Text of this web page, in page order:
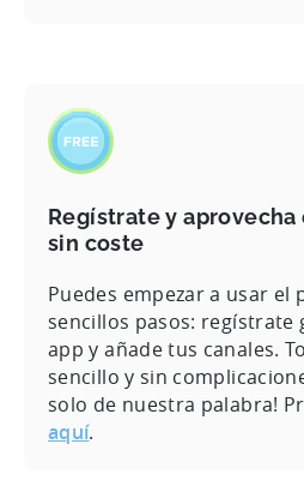
Regístrate y aprovecha
sin coste
Puedes empezar a usar el
sencillos pasos: regístrate
app y añade tus canales.
sencillo y sin
solo de nuestra palabra!
aquí.